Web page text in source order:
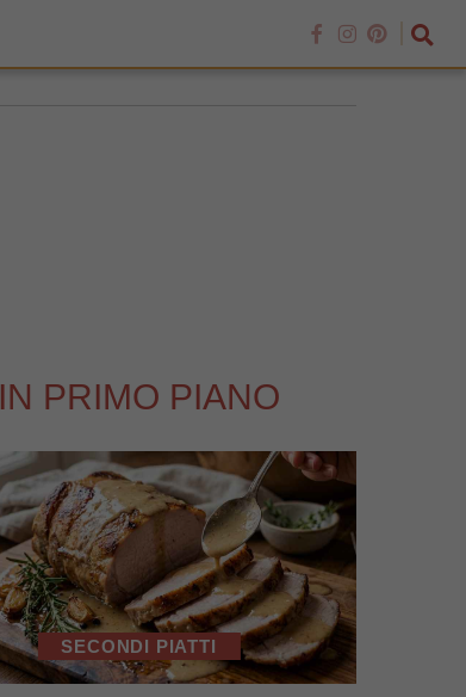
IN PRIMO PIANO
SECONDI PIATTI